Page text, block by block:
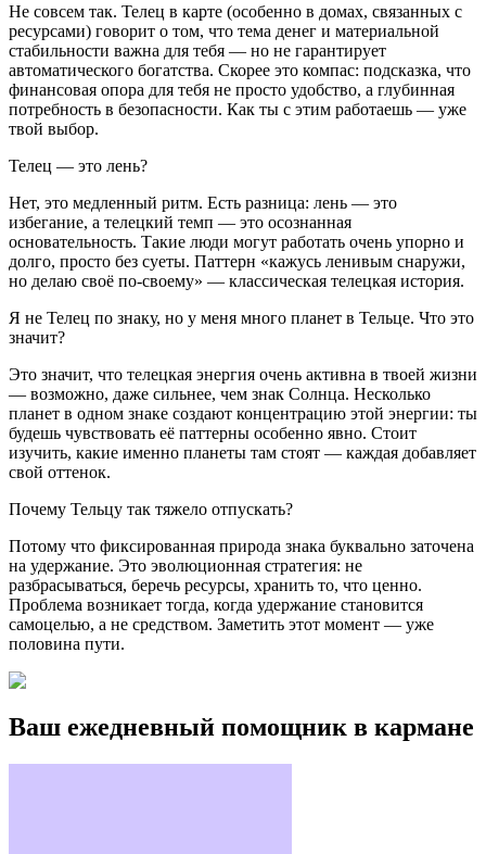
Не совсем так. Телец в карте (особенно в домах, связанных с
ресурсами) говорит о том, что тема денег и материальной
стабильности важна для тебя — но не гарантирует
автоматического богатства. Скорее это компас: подсказка, что
финансовая опора для тебя не просто удобство, а глубинная
потребность в безопасности. Как ты с этим работаешь — уже
твой выбор.
Телец — это лень?
Нет, это медленный ритм. Есть разница: лень — это
избегание, а телецкий темп — это осознанная
основательность. Такие люди могут работать очень упорно и
долго, просто без суеты. Паттерн «кажусь ленивым снаружи,
но делаю своё по-своему» — классическая телецкая история.
Я не Телец по знаку, но у меня много планет в Тельце. Что это
значит?
Это значит, что телецкая энергия очень активна в твоей жизни
— возможно, даже сильнее, чем знак Солнца. Несколько
планет в одном знаке создают концентрацию этой энергии: ты
будешь чувствовать её паттерны особенно явно. Стоит
изучить, какие именно планеты там стоят — каждая добавляет
свой оттенок.
Почему Тельцу так тяжело отпускать?
Потому что фиксированная природа знака буквально заточена
на удержание. Это эволюционная стратегия: не
разбрасываться, беречь ресурсы, хранить то, что ценно.
Проблема возникает тогда, когда удержание становится
самоцелью, а не средством. Заметить этот момент — уже
половина пути.
Ваш ежедневный помощник в кармане